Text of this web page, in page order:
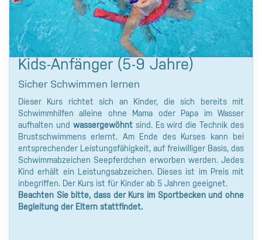
Kids-Anfänger (5-9 Jahre)
Sicher Schwimmen lernen
Dieser Kurs richtet sich an Kinder, die sich bereits mit
Schwimmhilfen alleine ohne Mama oder Papa im Wasser
aufhalten und wassergewöhnt sind. Es wird die Technik des
Brustschwimmens erlernt. Am Ende des Kurses kann bei
entsprechender Leistungsfähigkeit, auf freiwilliger Basis, das
Schwimmabzeichen Seepferdchen erworben werden. Jedes
Kind erhält ein Leistungsabzeichen. Dieses ist im Preis mit
inbegriffen. Der Kurs ist für Kinder ab 5 Jahren geeignet.
Beachten Sie bitte, dass der Kurs im Sportbecken und ohne
Begleitung der Eltern stattfindet.